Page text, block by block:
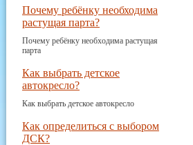
Почему ребёнку необходима
растущая парта?
Почему ребёнку необходима растущая
парта
Как выбрать детское
автокресло?
Как выбрать детское автокресло
Как определиться с выбором
ДСК?